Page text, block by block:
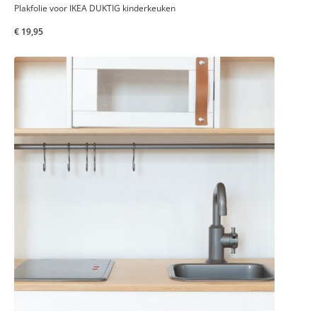
Plakfolie voor IKEA DUKTIG kinderkeuken
€ 19,95